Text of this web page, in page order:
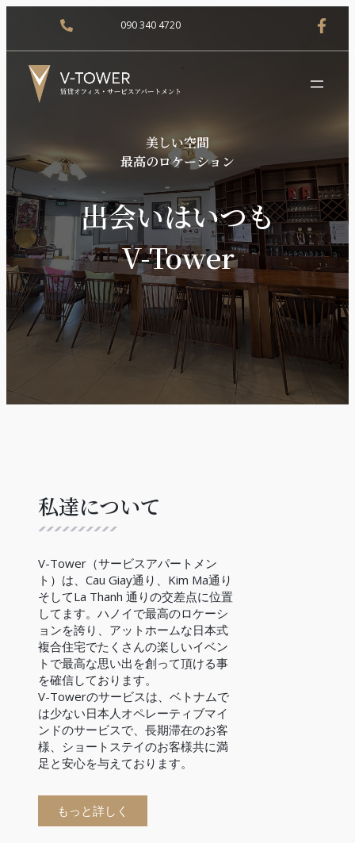
090 340 4720
美しい空間
最高のロケーション
出会いはいつも
V-Tower
私達について
V-Tower（サービスアパートメン
ト）は、Cau Giay通り、Kim Ma通り
そしてLa Thanh 通りの交差点に位置
してます。ハノイで最高のロケーシ
ョンを誇り、アットホームな日本式
複合住宅でたくさんの楽しいイベン
トで最高な思い出を創って頂ける事
を確信しております。
V-Towerのサービスは、ベトナムで
は少ない日本人オペレーティブマイ
ンドのサービスで、長期滞在のお客
様、ショートステイのお客様共に満
足と安心を与えております。
もっと詳しく